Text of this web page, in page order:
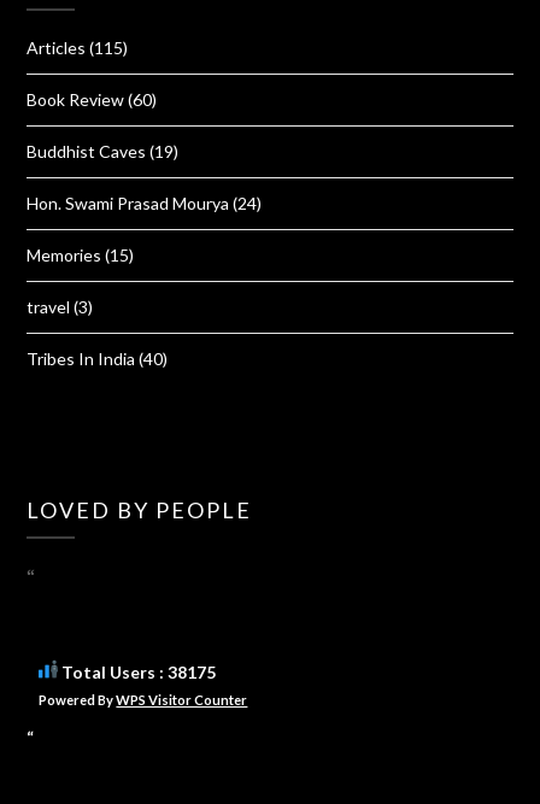
Articles (115)
Book Review(60)
Buddhist Caves (19)
Hon. Swami Prasad Mourya (24)
Memories (15)
travel (3)
Tribes In India (40)
LOVED BY PEOPLE
“
Total Users : 38175
Powered ByWPS Visitor Counter
“